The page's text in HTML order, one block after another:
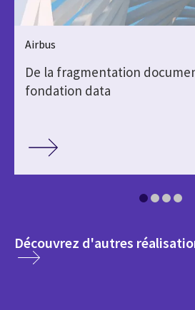
Airbus
De la fragmentation
fondation data
Découvrez d'autres